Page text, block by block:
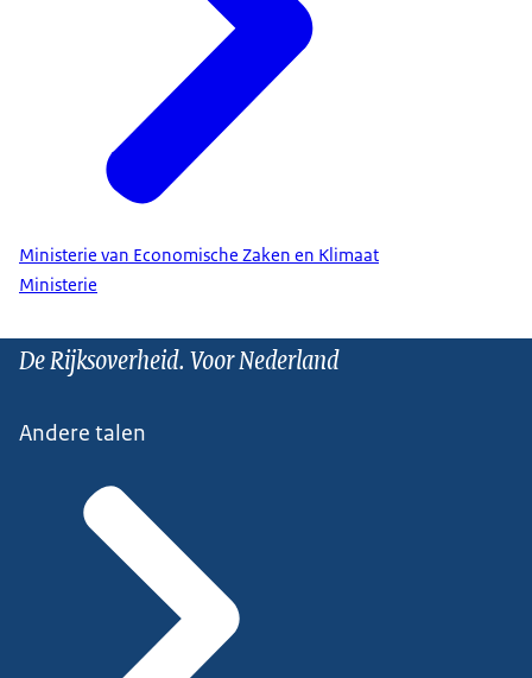
Ministerie van Economische Zaken en Klimaat
Ministerie
De Rijksoverheid. Voor Nederland
Andere talen